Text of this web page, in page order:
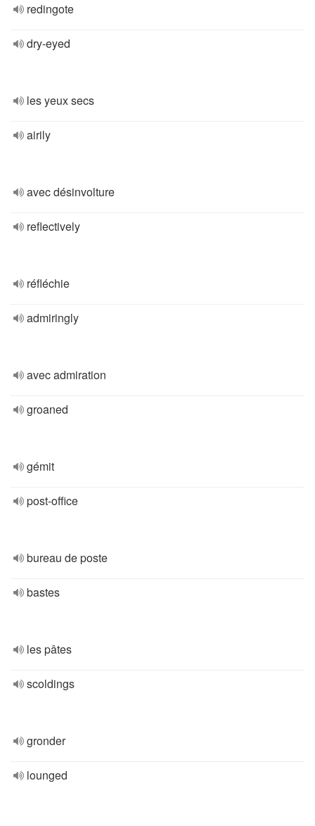
redingote
dry-eyed
les yeux secs
airily
avec désinvolture
reflectively
réfléchie
admiringly
avec admiration
groaned
gémit
post-office
bureau de poste
bastes
les pâtes
scoldings
gronder
lounged